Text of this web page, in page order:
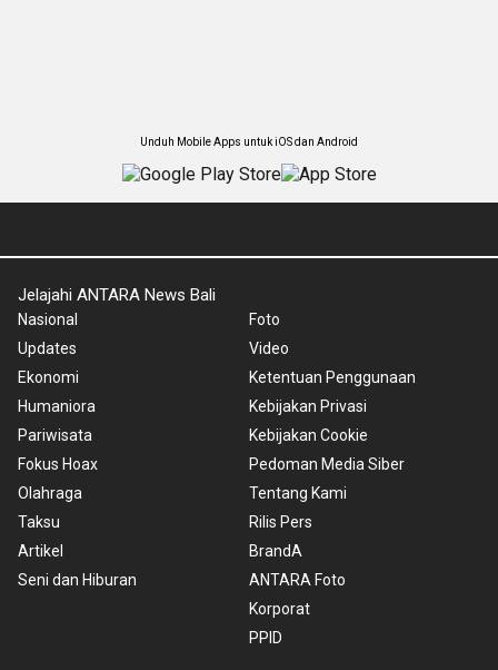
Unduh Mobile Apps untuk iOS dan Android
Jelajahi ANTARA News Bali
Nasional
Updates
Ekonomi
Humaniora
Pariwisata
Fokus Hoax
Olahraga
Taksu
Artikel
Seni dan Hiburan
Foto
Video
Ketentuan Penggunaan
Kebijakan Privasi
Kebijakan Cookie
Pedoman Media Siber
Tentang Kami
Rilis Pers
BrandA
ANTARA Foto
Korporat
PPID